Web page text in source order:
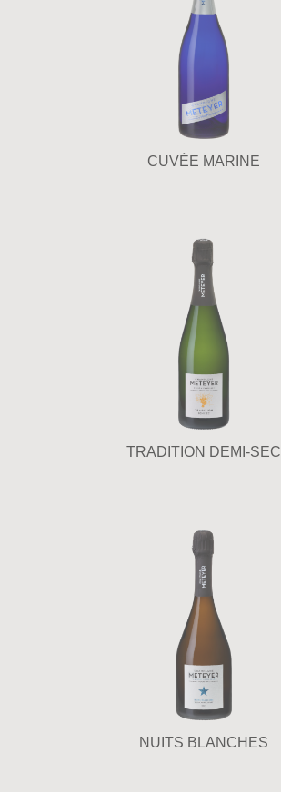
CUVÉE MARINE
TRADITION DEMI-SEC
NUITS BLANCHES